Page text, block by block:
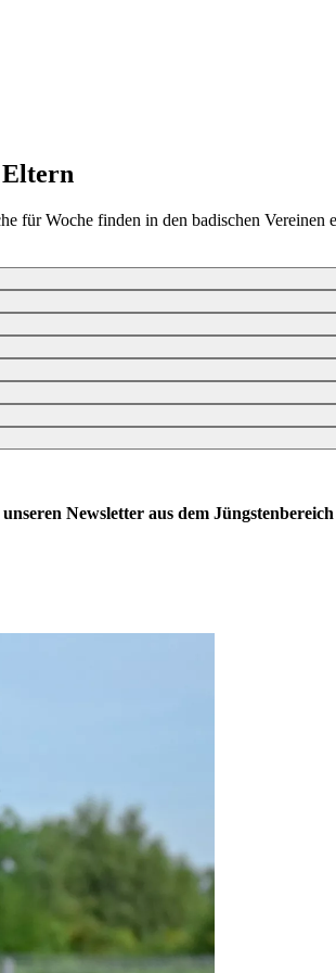
für Woche finden in den badischen
Newsletter aus dem